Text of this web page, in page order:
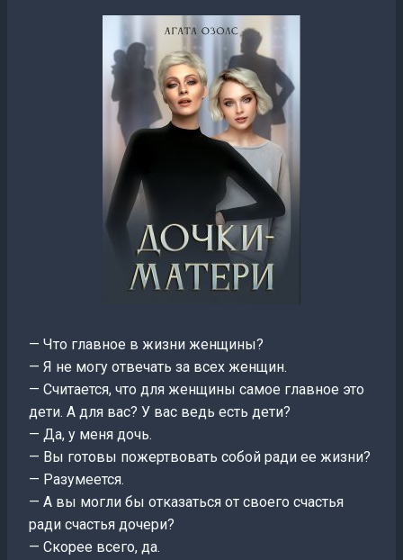
— Что главное в жизни женщины?
— Я не могу отвечать за всех женщин.
— Считается, что для женщины самое главное это
дети. А для вас? У вас ведь есть дети?
— Да, у меня дочь.
— Вы готовы пожертвовать собой ради ее жизни?
— Разумеется.
— А вы могли бы отказаться от своего счастья
ради счастья дочери?
— Скорее всего, да.